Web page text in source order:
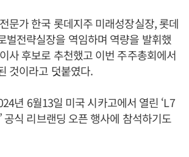
문가 한국 롯데지주 미래성장실장, 롯데
벌전략실장을 역임하며 역량을 발휘했
사 후보로 추천했고 이번 주주총회에서
것이라고 덧붙였다.
년 6월13일 미국 시카고에서 열린 ‘L7
공식 리브랜딩 오픈 행사에 참석하기도